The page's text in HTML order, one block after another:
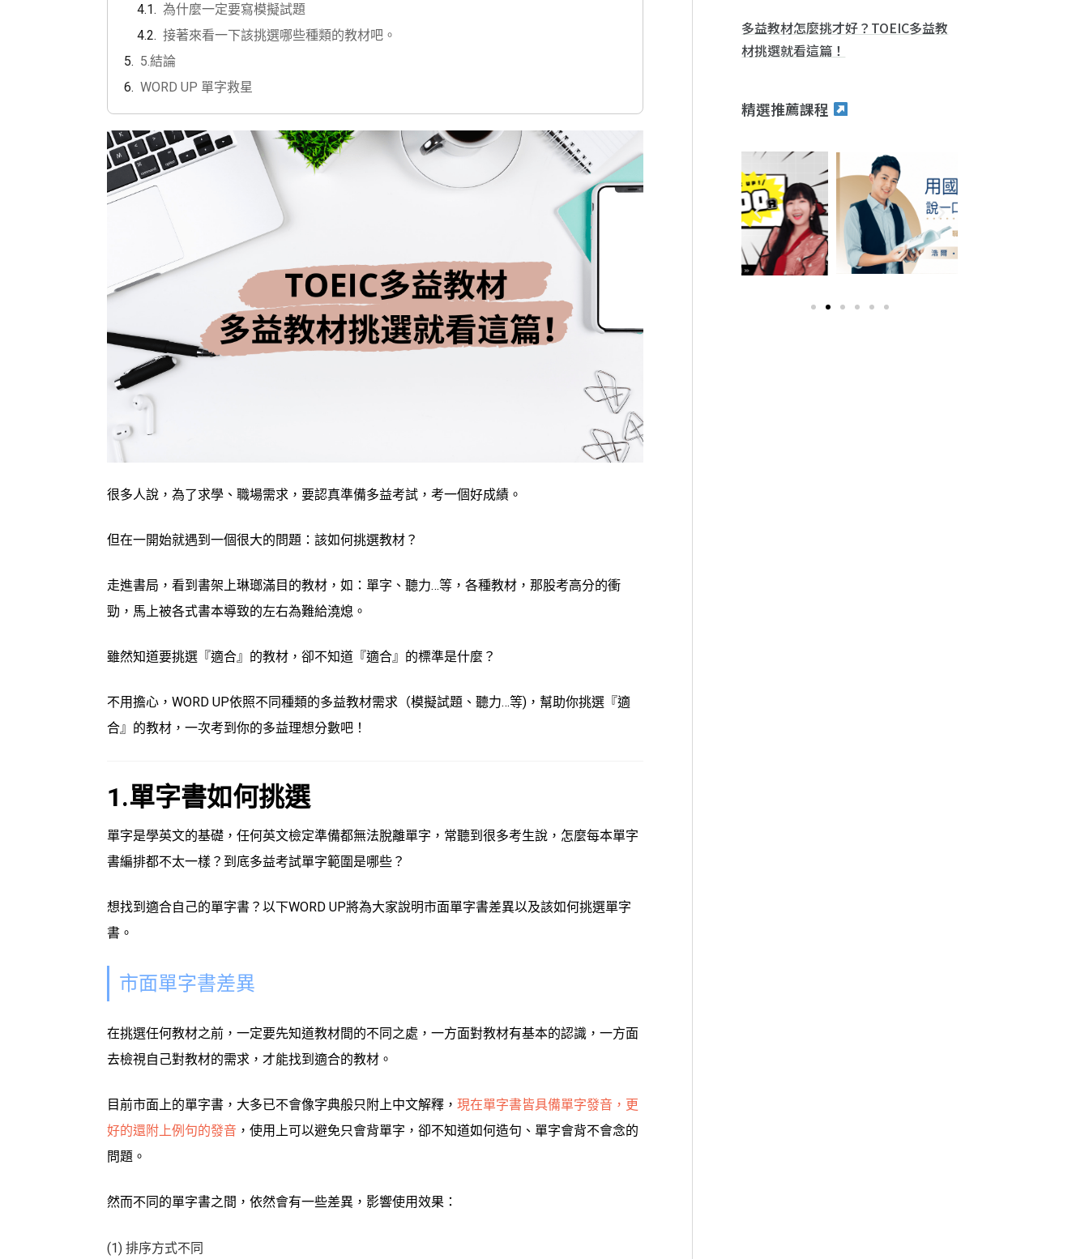
為什麼一定要寫模擬試題
接著來看一下該挑選哪些種類的教材吧。
5.結論
WORD UP 單字救星
很多人說，為了求學、職場需求，要認真準備多益考試，考一個好成績。
但在一開始就遇到一個很大的問題： 該如何挑選教材？
走進書局，看到書架上琳瑯滿目的教材，如：單字、聽力…等，各種教材，那股考高分的衝
勁，馬上被各式書本導致的左右為難給澆熄。
雖然知道要挑選『適合』的教材，卻不知道『適合』的標準是什麼？
不用擔心，WORD UP依照不同種類的多益教材需求（模擬試題、聽力…等)， 幫助你挑選 『適
合』的教材，一次考到你的多益理想分數吧！
1.單字書如何挑選
單字是學英文的基礎，任何英文檢定準備都無法脫離單字，常聽到很多考生說，怎麼每本單字
書編排都不太一樣？到底多益考試單字範圍是哪些？
想找到適合自己的單字書？ 以下WORD UP將為大家說明市面單字書差異以及該如何挑選單字
書。
市面單字書差異
在挑選任何教材之前，一定要先知道教材間的不同之處，一方面對教材有基本的認識，一方面
去檢視自己對教材的需求， 才能找到適合的教材。
目前市面上的單字書 ， 大多已不會像字典般只附上中文解釋 ， 現在單字書皆具備單字發音，更
好的還附上例句的發音 ，使用上可以避免只會背單字，卻不知道如何造句、單字會背不會念的
問題。
然而不同的單字書之間，依然會有一些差異，影響使用效果：
(1) 排序方式不同
多益教材怎麼挑才好？TOEIC多益教
材挑選就看這篇！
精選推薦課程